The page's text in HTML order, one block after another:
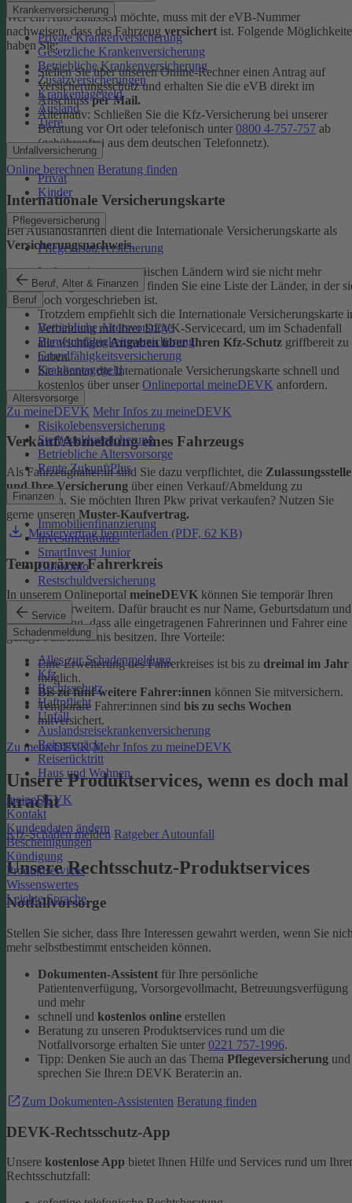
Krankenversicherung
Private Krankenversicherung
Gesetzliche Krankenversicherung
Betriebliche Krankenversicherung
Zusatzversicherungen
Krankentagegeld
Ausland
Tiere
Unfallversicherung
Privat
Kinder
Pflegeversicherung
Pflegezusatzversicherung
Beruf, Alter & Finanzen
Beruf
Betriebliche Altersvorsorge
Berufsunfähigkeitsversicherung
Grundfähigkeitsversicherung
Krankentagegeld
Altersvorsorge
Risikolebensversicherung
Sterbegeldversicherung
Betriebliche Altersvorsorge
Rente ZukunftPlus
Finanzen
Immobilienfinanzierung
Investmentfonds
SmartInvest Junior
Girokonto
Restschuldversicherung
Service
Schadenmeldung
Alles zur Schadenmeldung
Kfz
Rechtsschutz
Haftpflicht
Unfall
Auslandsreisekrankenversicherung
Reisegepäck
Reiserücktritt
Haus und Wohnen
meineDEVK
Kontakt
Kundendaten ändern
Bescheinigungen
Kündigung
Produktservices
Wissenswertes
Leichte Sprache
Wer ein Auto zulassen möchte, muss mit der eVB-Nummer
nachweisen, dass das Fahrzeug versichert ist. Folgende
haben Sie:
Stellen Sie über unseren Online-Rechner einen Antrag auf
Versicherungsschutz und erhalten Sie die eVB direkt im
Anschlussper Mail.
Alternativ: Schließen Sie die Kfz-​Versicherung bei unserer
Beratung vor Ort oder telefonisch unter 0800 4-​757-757 ab
(gebührenfrei aus dem deutschen Telefonnetz).
Online berechnen Beratung finden
Internationale Versicherungskarte
Bei Auslandsfahrten dient die Internationale Versicherungskarte als
Versicherungsnachweis.
In den meisten europäischen Ländern wird sie nicht mehr
verlangt. In denFAQ
finden Sie eine Liste der Länder, in der
noch vorgeschrieben ist.
Trotzdem empfiehlt sich die Internationale Versicherungskarte
Verbindung mit Ihrer DEVK-Servicecard, um im Schadenfall
alle wichtigenAngaben über Ihren Kfz-Schutz griffbereit zu
haben.
Sie können die Internationale Versicherungskarte schnell und
kostenlos über unser Onlineportal meineDEVK anfordern.
Zu meineDEVK Mehr Infos zu meineDEVK
Verkauf/Abmeldung eines Fahrzeugs
Als Fahrzeughalter:in sind Sie dazu verpflichtet, die Zulassungsstelle
und Ihre Versicherung über einen Verkauf/Abmeldung zu
informieren. Sie möchten Ihren Pkw privat verkaufen? Nutzen Sie
gerne unseren Muster-Kaufvertrag.
Mustervertrag herunterladen (PDF, 62 KB)
Temporärer Fahrerkreis
In unserem Onlineportal meineDEVK können Sie temporär Ihren
Fahrerkreis erweitern. Dafür braucht es nur Name, Geburtsdatum und
die Bestätigung, dass alle eingetragenen Fahrerinnen und Fahrer eine
gültige Fahrerlaubnis besitzen. Ihre Vorteile:
Eine Erweiterung des Fahrerkreises ist bis zu dreimal im Jahr
möglich.
Bis zu fünf weitere Fahrer:innen können Sie mitversichern.
Temporäre Fahrer:innen sind bis zu sechs Wochen
mitversichert.
Zu meineDEVK Mehr Infos zu meineDEVK
Unsere Produktservices, wenn es doch mal
kracht
Kfz-Schaden melden Ratgeber Autounfall
Unsere Rechtsschutz-Produktservices
Notfallvorsorge
Stellen Sie sicher, dass Ihre Interessen gewahrt werden, wenn Sie
mehr selbstbestimmt entscheiden können.
Dokumenten-Assistent für Ihre persönliche
Patientenverfügung, Vorsorgevollmacht, Betreuungsverfügung
und mehr
schnell und kostenlos online erstellen
Beratung zu unseren Produktservices rund um die
Notfallvorsorge erhalten Sie unter 0221 757-1996.
Tipp: Denken Sie auch an das Thema Pflegeversicherung und
sprechen Sie Ihre:n DEVK Berater:in an.
Zum Dokumenten-Assistenten Beratung finden
DEVK-Rechtsschutz-App
Unsere kostenlose App bietet Ihnen Hilfe und Services rund um
Rechtsschutzfall: